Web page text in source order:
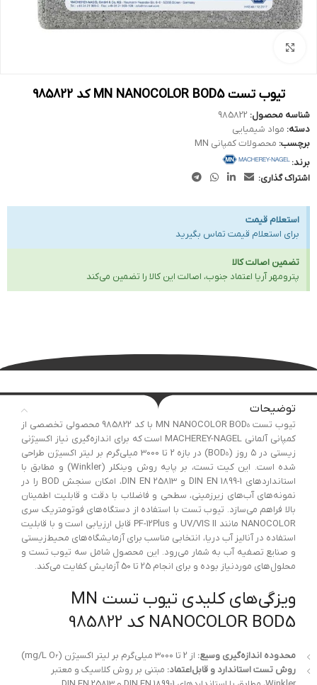
تیوب تست MN NANOCOLOR BOD5 کد 985822
شناسه محصول: 985822
دسته: مواد شیمیایی
برچسب: محصولات کمپانی MN
برند:
اشتراک گذاری:
استعلام قیمت
برای استعلام قیمت تماس بگیرید
تضمین اصالت کالا
پترومهر آریا اعتماد جنوب، اصالت این کالا را تضمین می‌کند
توضیحات
تیوب تست MN NANOCOLOR BOD₅ با کد 985822 محصولی تخصصی از
کمپانی آلمانی MACHEREY-NAGEL است که برای اندازه‌گیری نیاز اکسیژنی
زیستی در ۵ روز (BOD₅) در بازه 2 تا 3000 میلی‌گرم بر لیتر اکسیژن طراحی
شده است. این کیت تست، بر پایه روش وینکلر (Winkler) و مطابق با
استانداردهای DIN EN 1899-1 و DIN EN 25813، امکان سنجش BOD را در
نمونه‌های آب‌های زیرزمینی، سطحی و فاضلاب با دقت و قابلیت اطمینان
بالا فراهم می‌سازد. تیوب تست با استفاده از دستگاه‌های فوتومتریک سری
NANOCOLOR مانند UV/VIS II و PF-12Plus قابل ارزیابی است و با قابلیت
استفاده در آنالیز آب دریا، انتخابی مناسب برای آزمایشگاه‌های محیط‌زیستی
و صنایع تصفیه آب به شمار می‌رود. این محصول شامل سه تیوب تست و
محلول‌های موردنیاز بوده و برای انجام 25 تا 50 آزمایش کفایت می‌کند.
ویزگی‌های کلیدی تیوب تست MN
NANOCOLOR BOD5 کد 985822
محدوده اندازه‌گیری وسیع: از 2 تا 3000 میلی‌گرم بر لیتر اکسیژن (mg/L O₂)
روش تست استاندارد و قابل‌اعتماد: مبتنی بر روش کلاسیک و معتبر